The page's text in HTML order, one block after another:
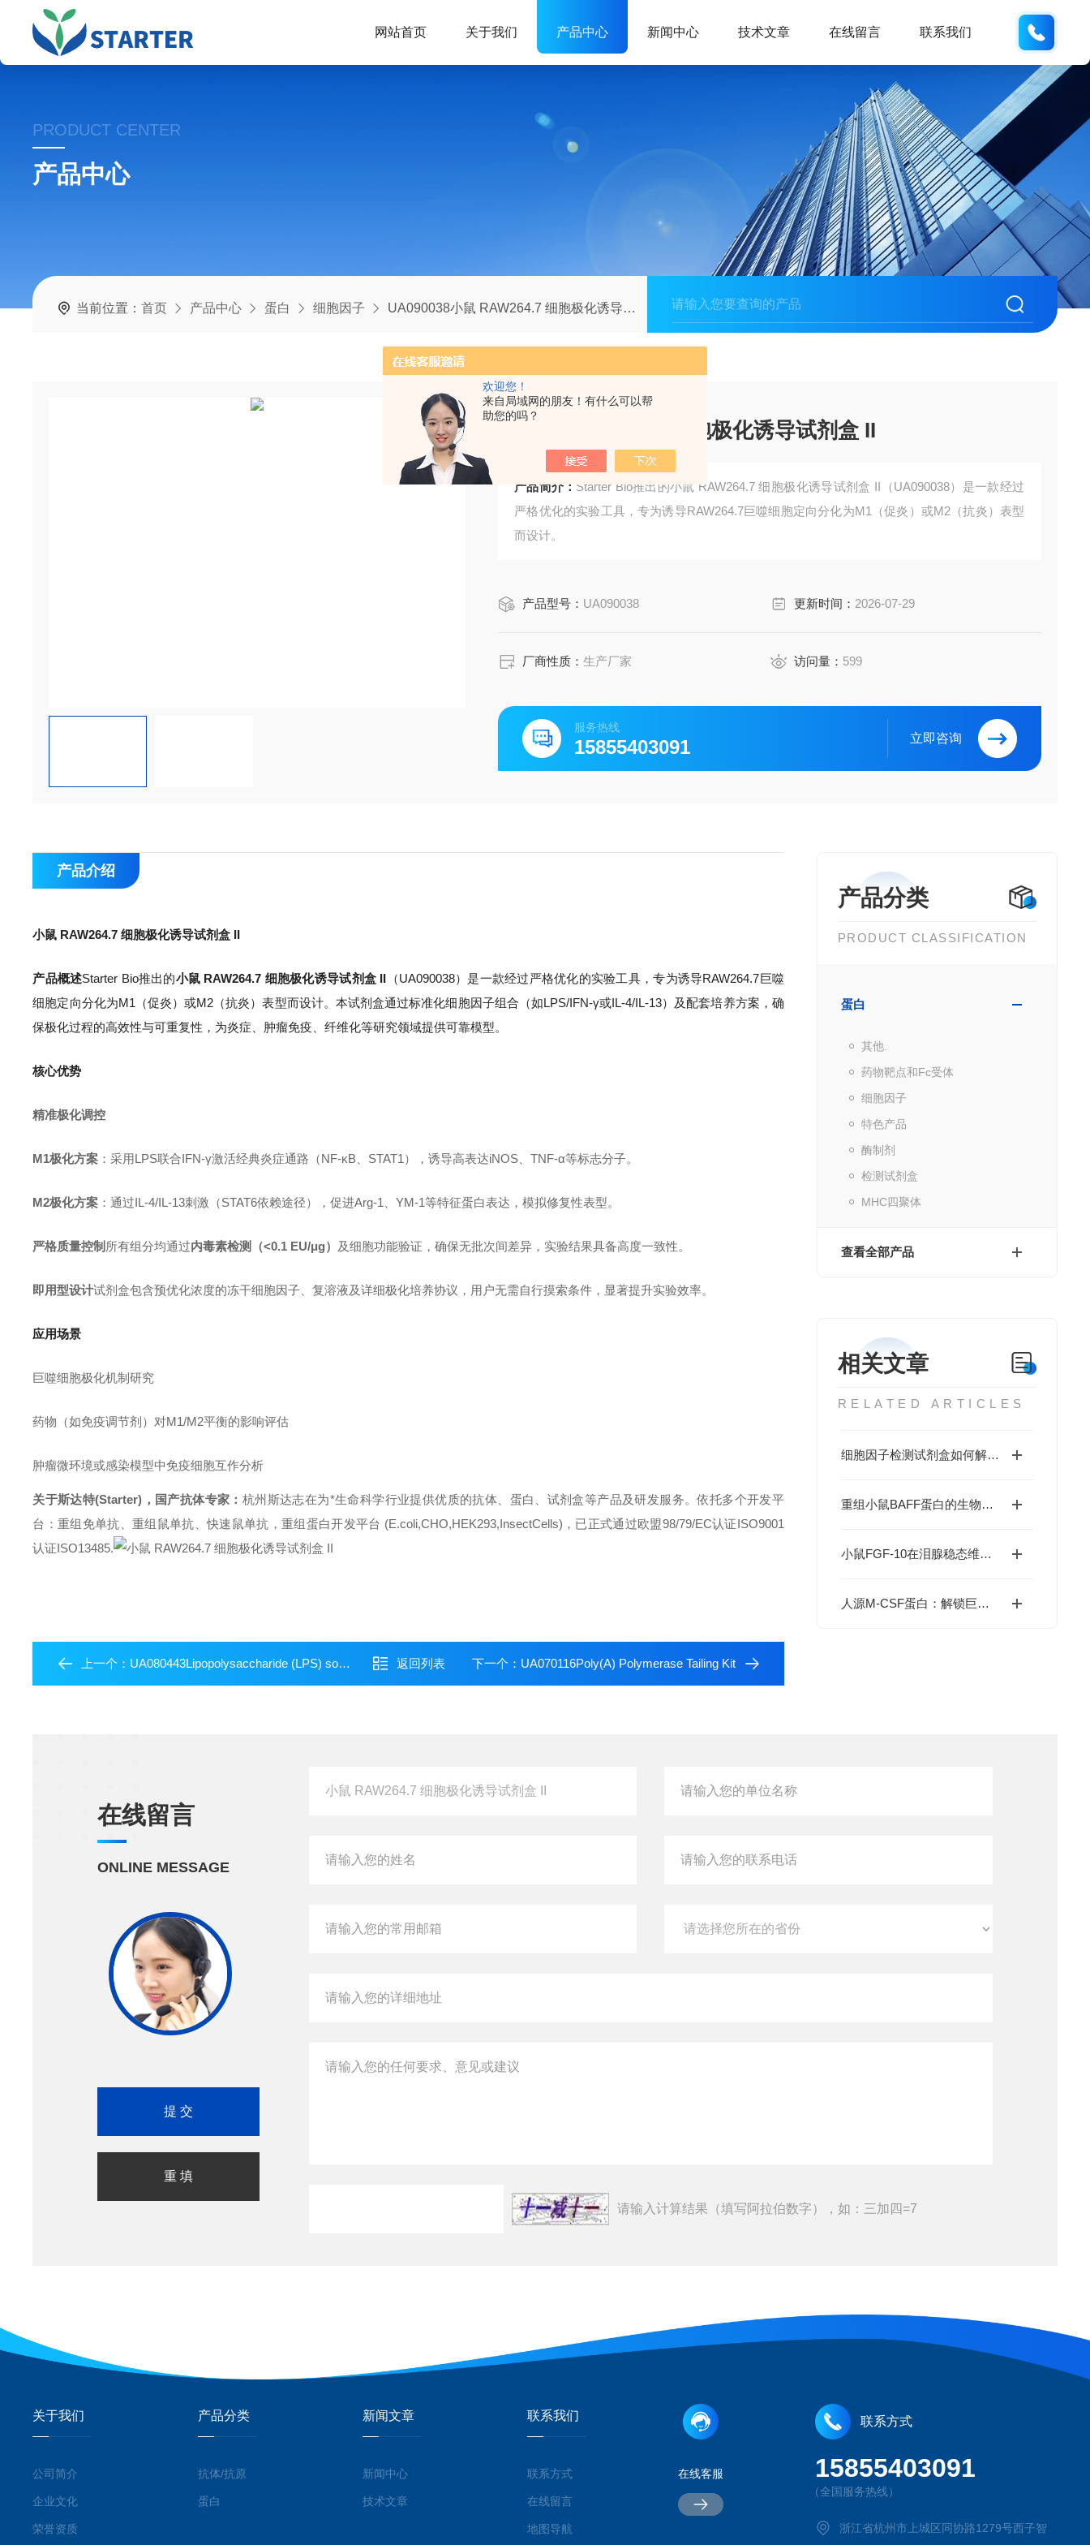
欢迎您！
来自局域网的朋友！有什么可以帮
助您的吗？
网站首页 关于我们 产品中心 新闻中心 技术文章 在线留言 联系我们
PRODUCT CENTER
产品中心
当前位置：首页 产品中心 蛋白 细胞因子 UA090038小鼠 RAW264.7 细胞极化诱导试剂盒 II
小鼠 RAW264.7 细胞极化诱导试剂盒 II
产品简介： Starter Bio推出的小鼠 RAW264.7 细胞极化诱导试剂盒 II​（UA090038）是一款经过
严格优化的实验工具，专为诱导RAW264.7巨噬细胞定向分化为M1（促炎）或M2（抗炎）表型
而设计。
产品型号： UA090038 更新时间： 2026-07-29
厂商性质：生产厂家 访问量： 599
服务热线
15855403091 立即咨询
产品分类
PRODUCT CLASSIFICATION
蛋白
其他.
药物靶点和Fc受体
细胞因子
特色产品
酶制剂
检测试剂盒
MHC四聚体
查看全部产品
相关文章
RELATED ARTICLES
细胞因子检测试剂盒如何解码免疫调控网络？
重组小鼠BAFF蛋白的生物学特性及科研应用价值
小鼠FGF-10在泪腺稳态维持与干眼症干预中的价值
人源M-CSF蛋白：解锁巨噬细胞研究与肿瘤免疫的科研密钥
产品介绍
小鼠 RAW264.7 细胞极化诱导试剂盒 II
产品概述Starter Bio推出的小鼠 RAW264.7 细胞极化诱导试剂盒 II （UA090038）是一款经过严格优化的实验工具，专为诱导RAW264.7巨噬
细胞定向分化为M1（促炎）或M2（抗炎）表型而设计。本试剂盒通过标准化细胞因子组合（如LPS/IFN-γ或IL-4/IL-13）及配套培养方案，确
保极化过程的高效性与可重复性，为炎症、肿瘤免疫、纤维化等研究领域提供可靠模型。
核心优势
精准极化调控
M1极化方案 ：采用LPS联合IFN-γ激活经典炎症通路（NF-κB、STAT1），诱导高表达iNOS、TNF-α等标志分子。
M2极化方案 ：通过IL-4/IL-13刺激（STAT6依赖途径），促进Arg-1、YM-1等特征蛋白表达，模拟修复性表型。
严格质量控制 所有组分均通过内毒素检测（<0.1 EU/μg） 及细胞功能验证，确保无批次间差异，实验结果具备高度一致性。
即用型设计试剂盒包含预优化浓度的冻干细胞因子、复溶液及详细极化培养协议，用户无需自行摸索条件，显著提升实验效率。
应用场景
巨噬细胞极化机制研究
药物（如免疫调节剂）对M1/M2平衡的影响评估
肿瘤微环境或感染模型中免疫细胞互作分析
关于斯达特(Starter)，国产抗体专家： 杭州斯达志在为*生命科学行业提供优质的抗体、蛋白、试剂盒等产品及研发服务。依托多个开发平
台：重组免单抗、重组鼠单抗、快速鼠单抗，重组蛋白开发平台 (E.coli,CHO,HEK293,InsectCells)，已正式通过欧盟98/79/EC认证ISO9001
认证ISO13485.
上一个： UA080443Lipopolysaccharide (LPS) solution (500X) 返回列表 下一个： UA070116Poly(A) Polymerase Tailing Kit
在线留言
ONLINE MESSAGE
请输入计算结果（填写阿拉伯数字），如：三加四=7
关于我们
公司简介
企业文化
荣誉资质
产品分类
抗体/抗原
蛋白
新闻文章
新闻中心
技术文章
联系我们
联系方式
在线留言
地图导航
在线客服
联系方式
15855403091
（全国服务热线）
浙江省杭州市上城区同协路1279号西子智